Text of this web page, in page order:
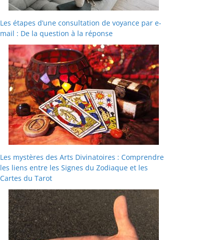
Les étapes d’une consultation de voyance par e-
mail : De la question à la réponse
Les mystères des Arts Divinatoires : Comprendre
les liens entre les Signes du Zodiaque et les
Cartes du Tarot